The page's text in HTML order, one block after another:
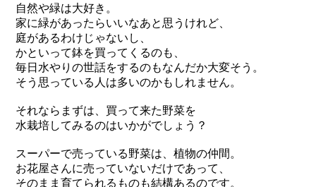
自然や緑は大好き。
家に緑があったらいいなあと思うけれど、
庭があるわけじゃないし、
かといって鉢を買ってくるのも、
毎日水やりの世話をするのもなんだか大変そう。
そう思っている人は多いのかもしれません。
それならまずは、買って来た野菜を
水栽培してみるのはいかがでしょう？
スーパーで売っている野菜は、植物の仲間。
お花屋さんに売っていないだけであって、
そのまま育てられるものも結構あるのです。